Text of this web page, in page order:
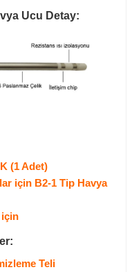
Ucu Detay:
(1 Adet)
için B2-1 Tip Havya
için
Teli